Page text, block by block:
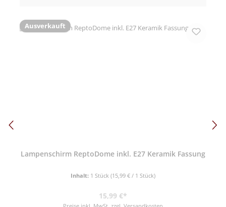
Ausverkauft
Lampenschirm ReptoDome inkl. E27 Keramik Fassung
Inhalt: 1 Stück (15,99 € / 1 Stück)
Regulärer Preis:
15,99 €*